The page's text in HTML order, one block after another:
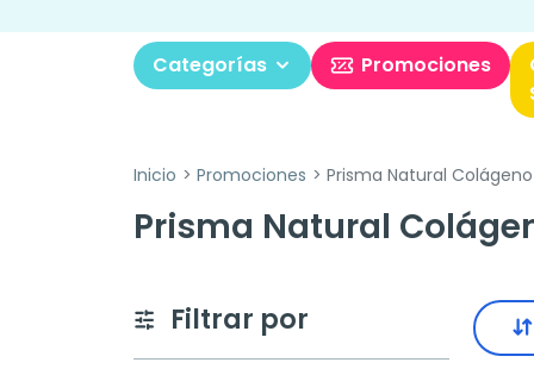
Categorías Promociones
Inicio Promociones Prisma Natural Colágeno
Prisma Natural
Filtrar por